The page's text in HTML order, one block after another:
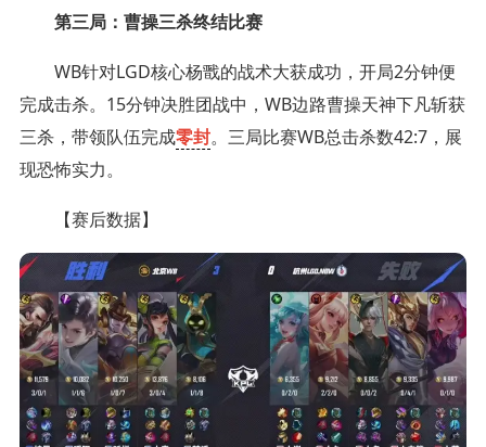
第三局：曹操三杀终结比赛
WB针对LGD核心杨戬的战术大获成功，开局2分钟便
完成击杀。15分钟决胜团战中，WB边路曹操天神下凡斩获
三杀，带领队伍完成零封。三局比赛WB总击杀数42:7，展
现恐怖实力。
【赛后数据】